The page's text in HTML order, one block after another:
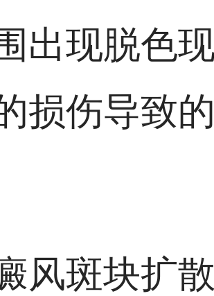
出现脱色
损伤导致
风斑块扩